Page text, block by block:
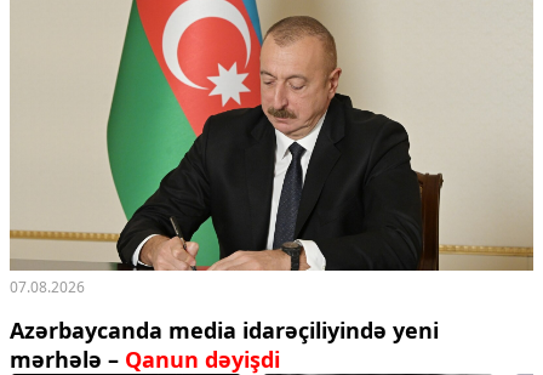
07.08.2026
Azərbaycanda media idarəçiliyində yeni
mərhələ – Qanun dəyişdi